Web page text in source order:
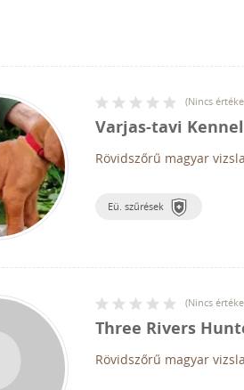
(Nincs
Varjas-tavi Kennel
Rövidszőrű magyar vizsla
Eü. szűrések
(Nincs
Three Rivers
Rövidszőrű magyar vizsla